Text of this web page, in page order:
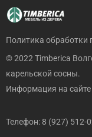
Политика обработки
© 2022 Timberica
карельской сосны.
Информация на сайте
Телефон: 8 (927) 512-